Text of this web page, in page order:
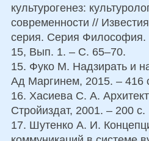
культурогенез:
современности //
серия. Серия Философия.
15, Вып. 1. – С. 65–70.
15. Фуко М. Надзирать и
Ад Маргинем, 2015. – 416
16. Хасиева С. А.
Стройиздат, 2001. – 200 с.
17. Шутенко А. И.